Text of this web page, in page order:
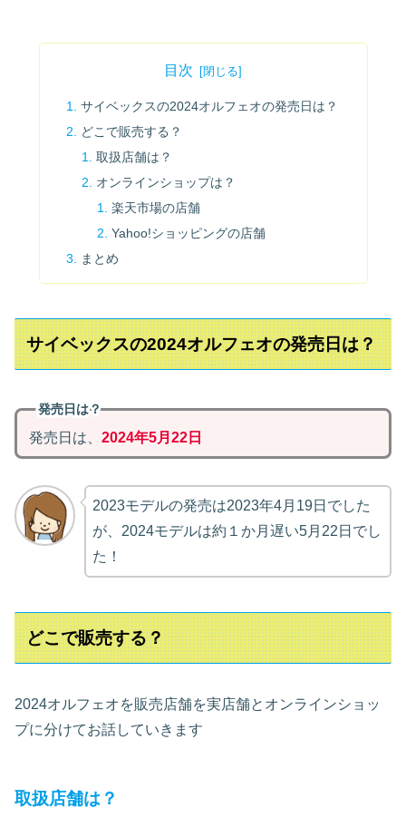
目次
サイベックスの2024オルフェオの発売日は？
どこで販売する？
取扱店舗は？
オンラインショップは？
楽天市場の店舗
Yahoo!ショッピングの店舗
まとめ
サイベックスの2024オルフェオの発売日は？
発売日は？
発売日は、 2024年5月 22日
2023モデルの発売は2023年4月19日でした
が、2024モデルは約１か月遅い5月22日でし
た！
どこで販売する？
2024オルフェオを販売店舗を実店舗とオンラインショッ
プに分けてお話していきます
取扱店舗は？